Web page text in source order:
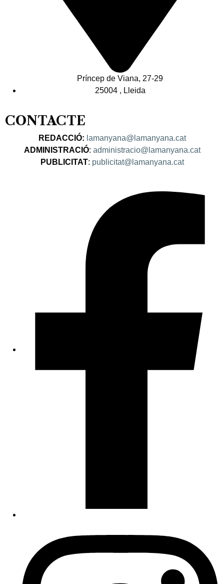
Príncep de Viana, 27-29
25004 , Lleida
CONTACTE
REDACCIÓ: lamanyana@lamanyana.cat
ADMINISTRACIÓ: administracio@lamanyana.cat
PUBLICITAT: publicitat@lamanyana.cat